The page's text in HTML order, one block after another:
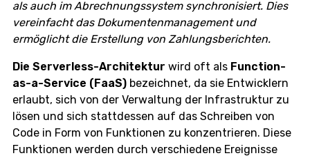
als auch im Abrechnungssystem synchronisiert. Dies
vereinfacht das Dokumentenmanagement und
ermöglicht die Erstellung von Zahlungsberichten.
Die Serverless-Architektur wird oft als Function-
as-a-Service (FaaS) bezeichnet, da sie Entwicklern
erlaubt, sich von der Verwaltung der Infrastruktur zu
lösen und sich stattdessen auf das Schreiben von
Code in Form von Funktionen zu konzentrieren. Diese
Funktionen werden durch verschiedene Ereignisse